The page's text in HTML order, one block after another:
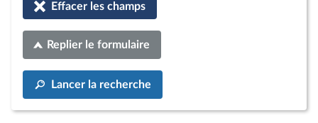
Effacer les champs
Replier le formulaire
Lancer la recherche